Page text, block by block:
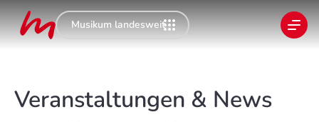
Musikum landesweit
Veranstaltungen & News